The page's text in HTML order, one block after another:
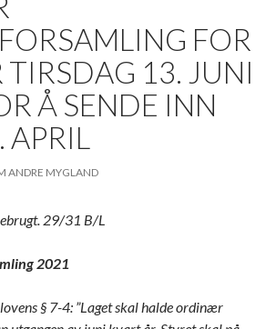
FOR
13. JUNI
Å SENDE INN
ANDRE MYGLAND
29/31 B/L
2021
§ 7-4: ”Laget skal halde ordinær